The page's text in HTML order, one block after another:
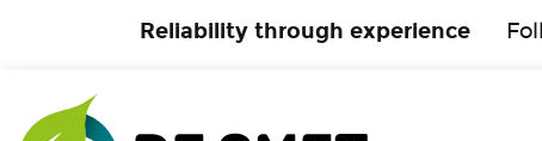
Reliability through experience